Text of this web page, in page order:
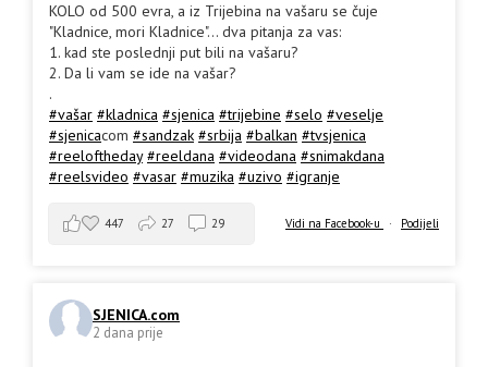
KOLO od 500 evra, a iz Trijebina na vašaru se čuje
"Kladnice, mori Kladnice"... dva pitanja za vas:
1. kad ste poslednji put bili na vašaru?
2. Da li vam se ide na vašar?
.
#vašar #kladnica #sjenica #trijebine #selo #veselje
#sjenicacom #sandzak #srbija #balkan #tvsjenica
#reeloftheday #reeldana #videodana #snimakdana
#reelsvideo #vasar #muzika #uzivo #igranje
Vidi na Facebook-u · Podijeli
447 27 29
SJENICA.com
2 dana prije